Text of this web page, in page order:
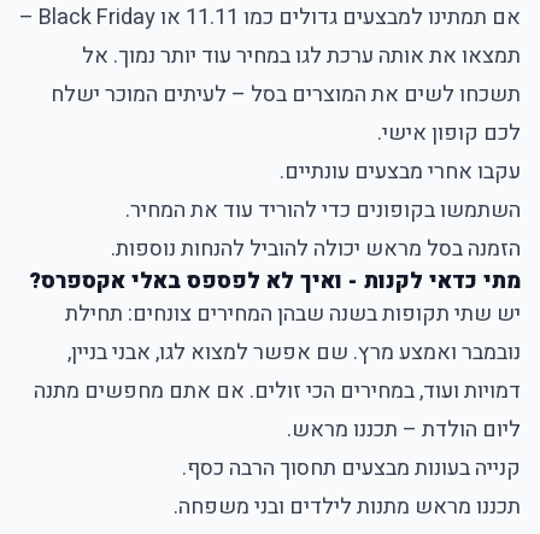
אם תמתינו למבצעים גדולים כמו 11.11 או Black Friday –
תמצאו את אותה ערכת לגו במחיר עוד יותר נמוך. אל
תשכחו לשים את המוצרים בסל – לעיתים המוכר ישלח
לכם קופון אישי.
עקבו אחרי מבצעים עונתיים.
השתמשו בקופונים כדי להוריד עוד את המחיר.
הזמנה בסל מראש יכולה להוביל להנחות נוספות.
מתי כדאי לקנות - ואיך לא לפספס באלי אקספרס?
יש שתי תקופות בשנה שבהן המחירים צונחים: תחילת
נובמבר ואמצע מרץ. שם אפשר למצוא לגו, אבני בניין,
דמויות ועוד, במחירים הכי זולים. אם אתם מחפשים מתנה
ליום הולדת – תכננו מראש.
קנייה בעונות מבצעים תחסוך הרבה כסף.
תכננו מראש מתנות לילדים ובני משפחה.